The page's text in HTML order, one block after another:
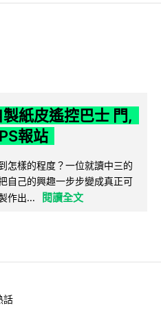
紙皮遙控巴士 門,
報站
怎樣的程度？一位就讀中三的
自己的興趣一步步變成真正可
作出...
閱讀全文
話